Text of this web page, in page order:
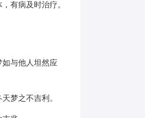
有病及时治疗。
与他人坦然应
梦之不吉利。